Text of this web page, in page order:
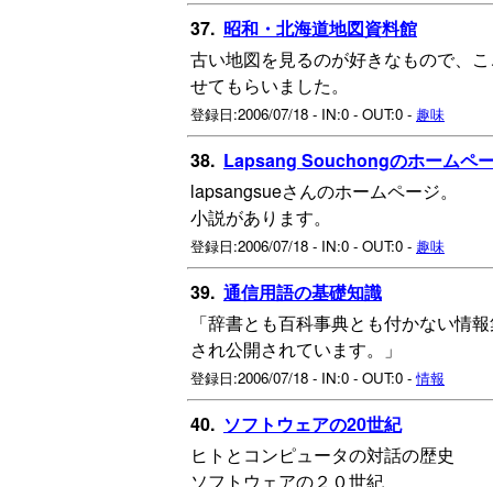
37. 昭和・北海道地図資料館
古い地図を見るのが好きなもので、
せてもらいました。
登録日:2006/07/18 - IN:0 - OUT:0 - 趣味
38. Lapsang Souchongのホームペ
lapsangsueさんのホームページ。
小説があります。
登録日:2006/07/18 - IN:0 - OUT:0 - 趣味
39. 通信用語の基礎知識
「辞書とも百科事典とも付かない情
され公開されています。」
登録日:2006/07/18 - IN:0 - OUT:0 -情報
40. ソフトウェアの20世紀
ヒトとコンピュータの対話の歴史
ソフトウェアの２０世紀